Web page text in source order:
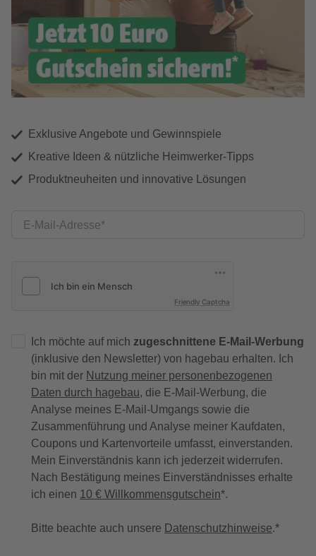
Exklusive Angebote und Gewinnspiele
Kreative Ideen & nützliche Heimwerker-Tipps
Produktneuheiten und innovative Lösungen
E-Mail-Adresse
Friendly Captcha
Ich möchte auf mich zugeschnittene E-Mail-Werbung
(inklusive den Newsletter) von hagebau erhalten. Ich
bin mit der Nutzung meiner personenbezogenen
Daten durch hagebau, die E-Mail-Werbung, die
Analyse meines E-Mail-Umgangs sowie die
Zusammenführung und Analyse meiner Kaufdaten,
Coupons und Kartenvorteile umfasst, einverstanden.
Mein Einverständnis kann ich jederzeit widerrufen.
Nach Bestätigung meines Einverständnisses erhalte
ich einen 10 € Willkommensgutschein*.
Bitte beachte auch unsere Datenschutzhinweise.